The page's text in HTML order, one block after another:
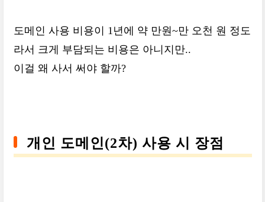
도메인 사용 비용이 1년에 약 만원~만 오천 원 정도
라서 크게 부담되는 비용은 아니지만..
이걸 왜 사서 써야 할까?
개인 도메인(2차) 사용 시 장점